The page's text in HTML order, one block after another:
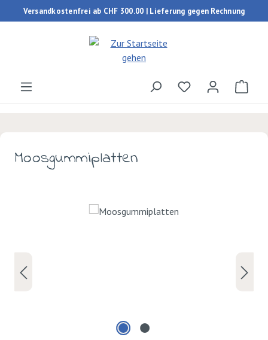
Zum Hauptinhalt springen
Versandkostenfrei ab CHF 300.00 | Lieferung gegen Rechnung
Du hast 0
Moosgummiplatten
Bildergalerie überspringen